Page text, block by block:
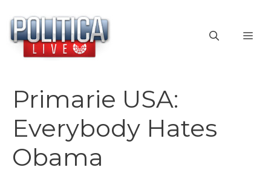
contenuto
Primarie USA:
Everybody Hates
Obama